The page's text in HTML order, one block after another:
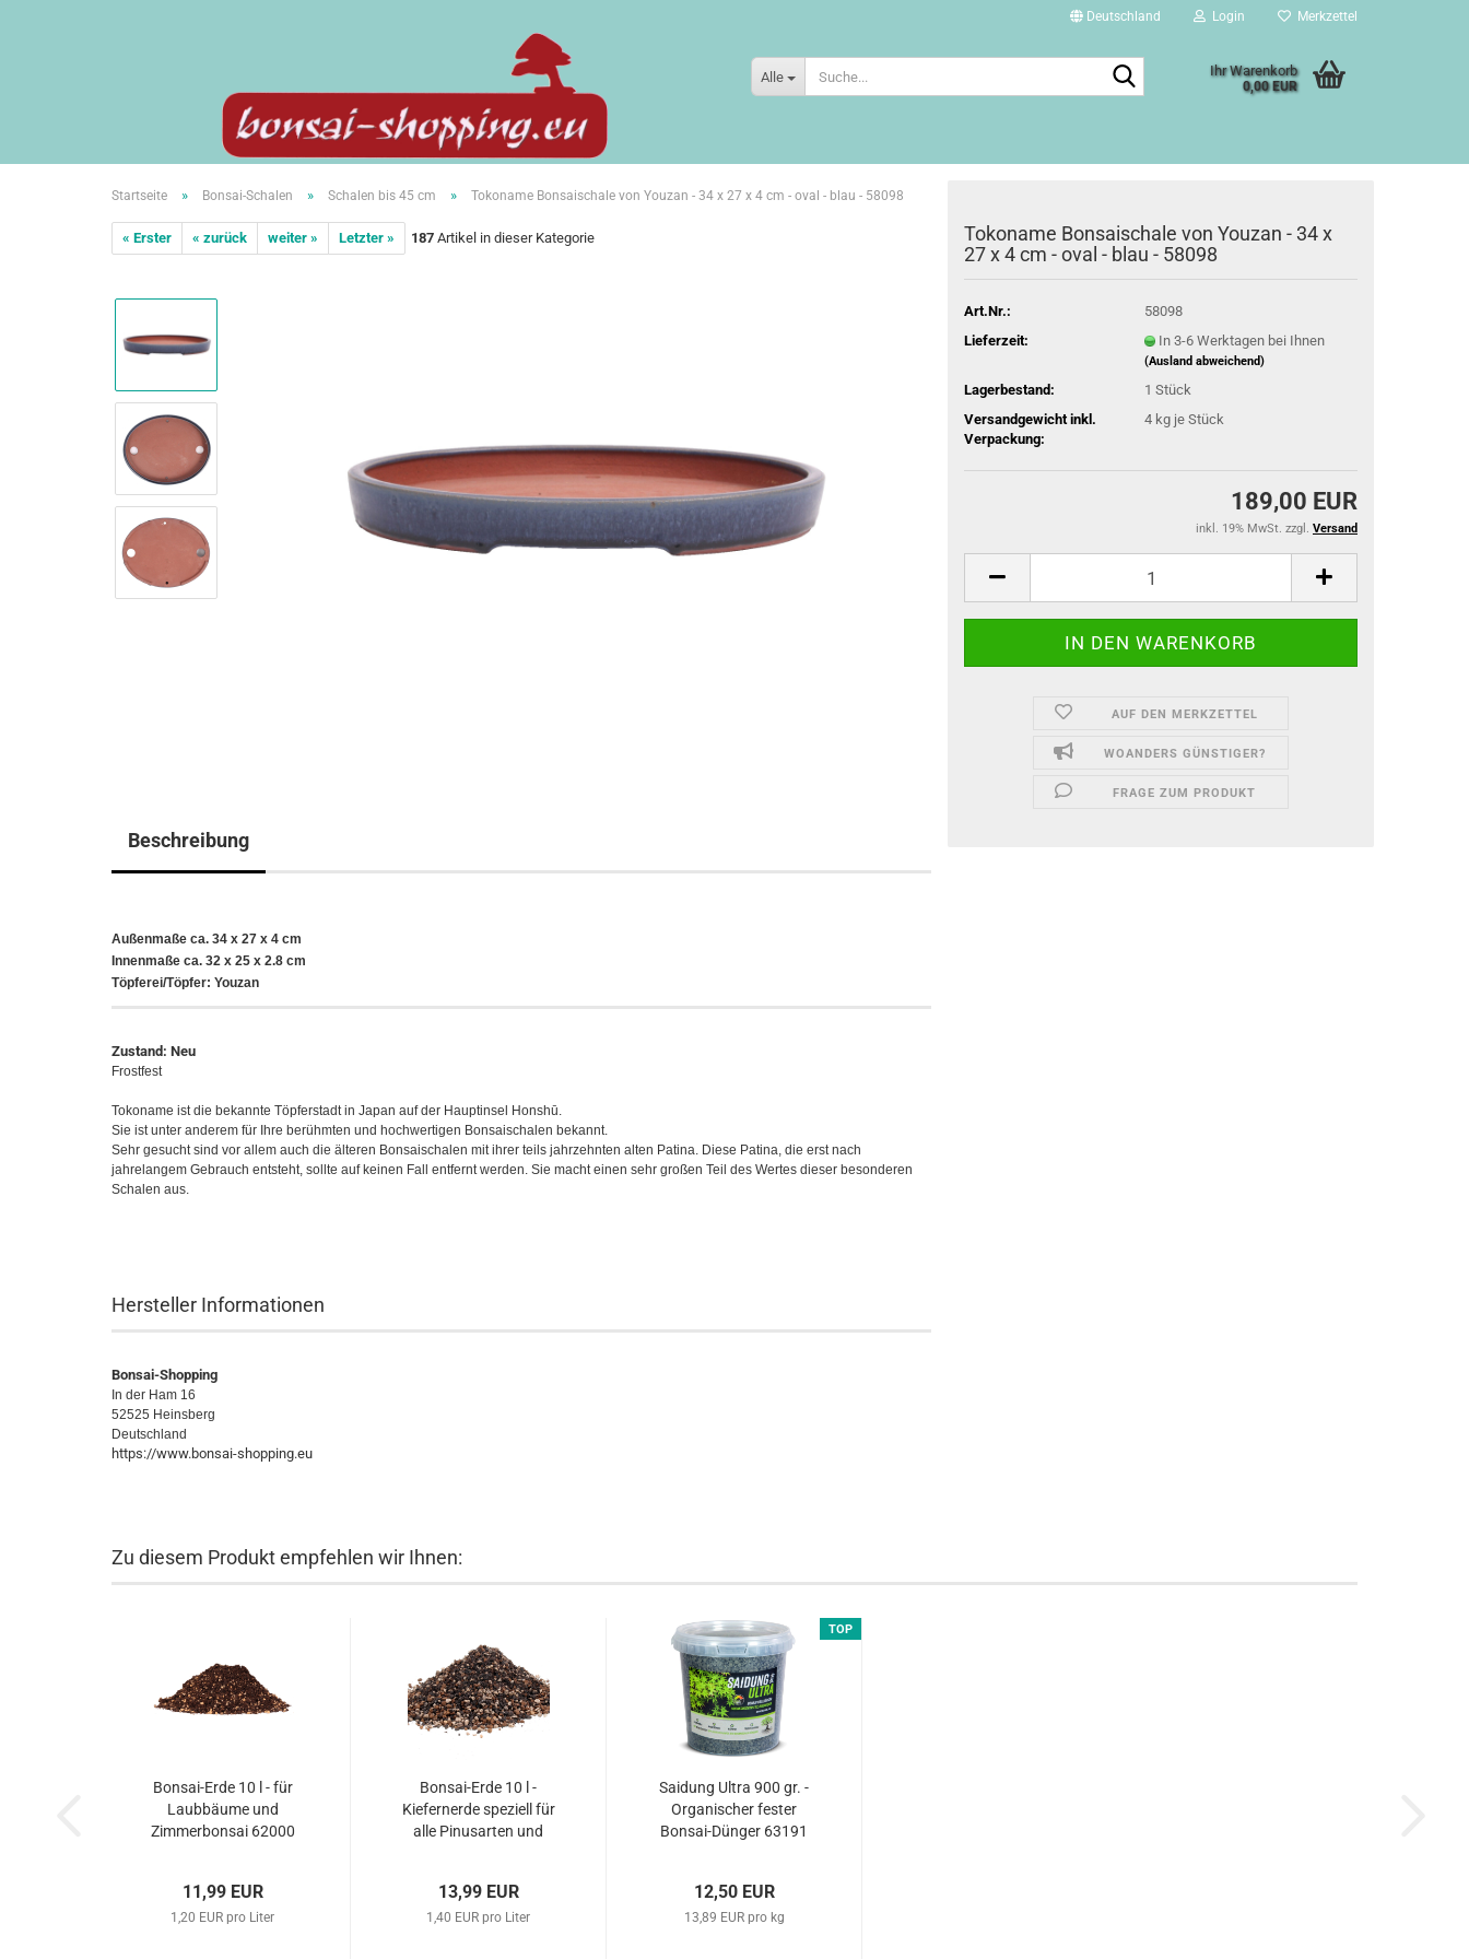
Deutschland Login Merkzettel
Alle Ihr Warenkorb
0,00 EUR
Startseite » Bonsai-Schalen » Schalen bis 45 cm » Tokoname Bonsaischale von Youzan - 34 x 27 x 4 cm - oval - blau - 58098
« Erster « zurück weiter » Letzter » 187 Artikel in dieser Kategorie
Tokoname Bonsaischale von Youzan - 34 x
27 x 4 cm - oval - blau - 58098
Art.Nr.:
58098
Lieferzeit:
In 3-6 Werktagen bei Ihnen
(Ausland abweichend)
Lagerbestand: 1 Stück
Versandgewicht inkl.
Verpackung:
4 kg je Stück
189,00 EUR
inkl. 19% MwSt. zzgl. Versand
AUF DEN MERKZETTEL
WOANDERS GÜNSTIGER?
FRAGE ZUM PRODUKT
Beschreibung
Außenmaße ca. 34 x 27 x 4 cm
Innenmaße ca. 32 x 25 x 2.8 cm
Töpferei/Töpfer: Youzan
Zustand: Neu
Frostfest
Tokoname ist die bekannte Töpferstadt in Japan auf der Hauptinsel Honshū.
Sie ist unter anderem für Ihre berühmten und hochwertigen Bonsaischalen bekannt.
Sehr gesucht sind vor allem auch die älteren Bonsaischalen mit ihrer teils jahrzehnten alten Patina. Diese Patina, die erst nach
jahrelangem Gebrauch entsteht, sollte auf keinen Fall entfernt werden. Sie macht einen sehr großen Teil des Wertes dieser besonderen
Schalen aus.
Hersteller Informationen
Bonsai-Shopping
In der Ham 16
52525 Heinsberg
Deutschland
https://www.bonsai-shopping.eu
Zu diesem Produkt empfehlen wir Ihnen:
Bonsai-Erde 10 l - für
Laubbäume und
Zimmerbonsai 62000
11,99 EUR
1,20 EUR pro Liter
Bonsai-Erde 10 l -
Kiefernerde speziell für
alle Pinusarten und
13,99 EUR
1,40 EUR pro Liter
TOP
Saidung Ultra 900 gr. -
Organischer fester
Bonsai-Dünger 63191
12,50 EUR
13,89 EUR pro kg